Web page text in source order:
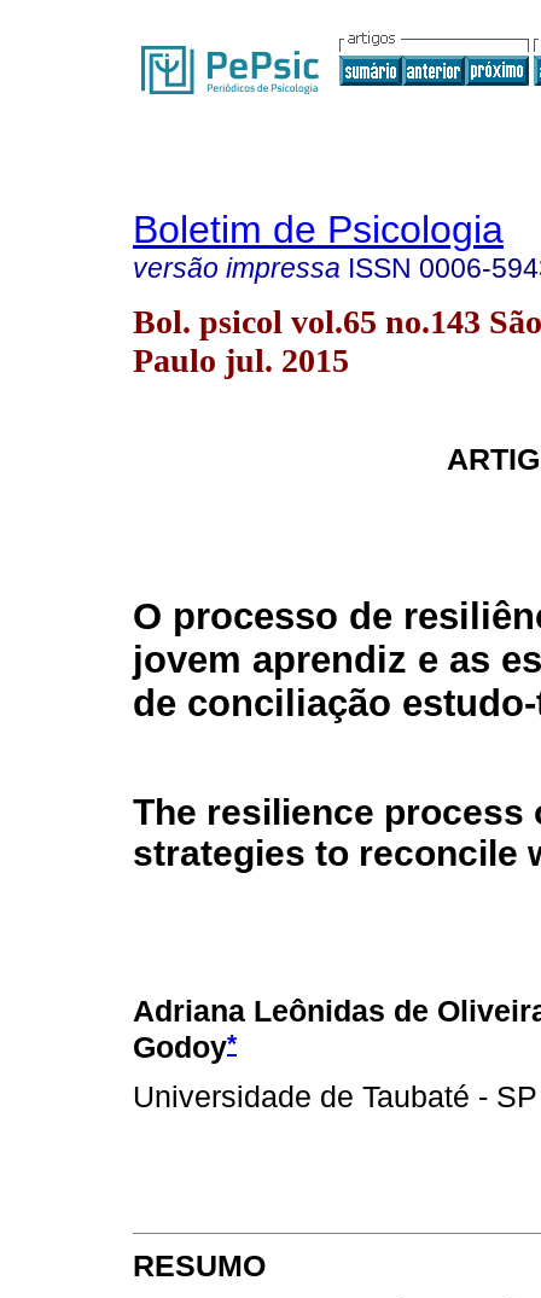
Boletim de Psicologia
versão impressa ISSN 0006-
Bol. psicol vol.65 no.143 São
Paulo jul. 2015
O processo de
jovem aprendiz e as
de conciliação
The resilience process
strategies to reconcile
Adriana Leônidas de
Godoy*
Universidade de Taubaté -
RESUMO